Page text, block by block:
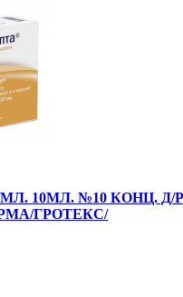
10МЛ. №10 КОНЦ. Д/
ГРОТЕКС/